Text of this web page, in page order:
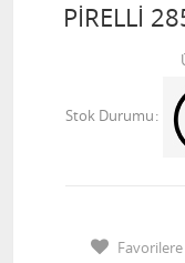
PİRELLİ
Stok Durumu
Favorilere